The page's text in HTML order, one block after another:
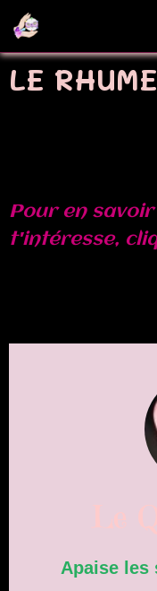
LE RHUME
Pour en
t'intéresse,
Apaise les